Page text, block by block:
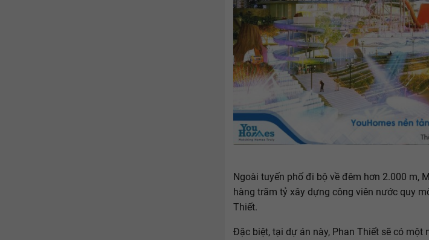
Ngoài tuyến phố đi bộ về đêm hơn 2.000 m,
hàng trăm tỷ xây dựng công viên nước quy
Thiết.
Đặc biệt, tại dự án này, Phan Thiết sẽ có một